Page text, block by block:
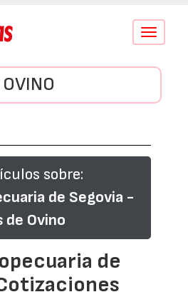
Conmutar
OVINO
sobre:
de Segovia -
Ovino
de